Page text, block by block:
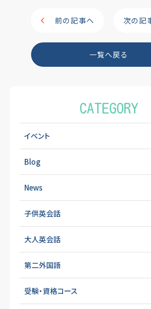
o
o
前の記事へ 次の記
一覧へ戻る
CATEGORY
イベント
Blog
News
子供英会話
大人英会話
第二外国語
受験・資格コース